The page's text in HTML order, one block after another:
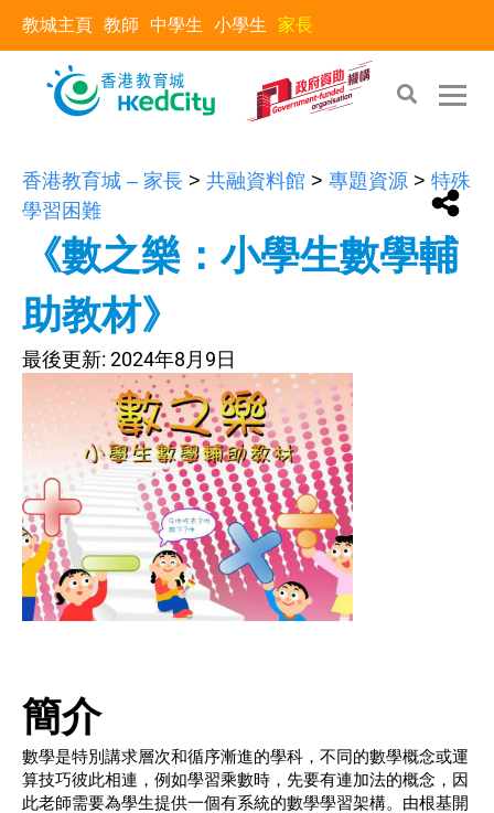
教城主頁 教師 中學生 小學生 家長
香港教育城 – 家長 > 共融資料館 > 專題資源 > 特殊
學習困難
《數之樂：小學生數學輔
助教材》
最後更新: 2024年8月9日
簡介
數學是特別講求層次和循序漸進的學科，不同的數學概念或運
算技巧彼此相連，例如學習乘數時，先要有連加法的概念，因
此老師需要為學生提供一個有系統的數學學習架構。由根基開